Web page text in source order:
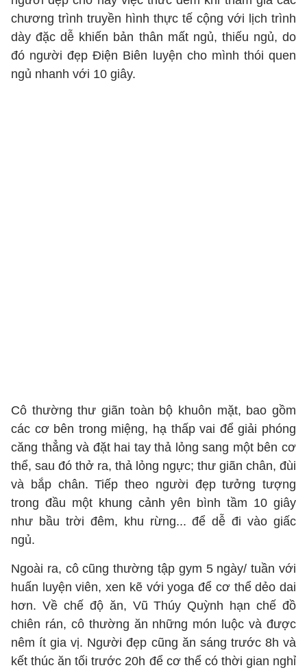
chương trình truyền hình thực tế cộng với lịch trình
dày đặc dễ khiến bản thân mất ngủ, thiếu ngủ, do
đó người đẹp Điện Biên luyện cho mình thói quen
ngủ nhanh với 10 giây.
Cô thường thư giãn toàn bộ khuôn mặt, bao gồm
các cơ bên trong miệng, hạ thấp vai để giải phóng
căng thẳng và đặt hai tay thả lỏng sang một bên cơ
thể, sau đó thở ra, thả lỏng ngực; thư giãn chân, đùi
và bắp chân. Tiếp theo người đẹp tưởng tượng
trong đầu một khung cảnh yên bình tầm 10 giây
như bầu trời đêm, khu rừng... để dễ đi vào giấc
ngủ.
Ngoài ra, cô cũng thường tập gym 5 ngày/ tuần với
huấn luyện viên, xen kẽ với yoga để cơ thể dẻo dai
hơn. Về chế độ ăn, Vũ Thúy Quỳnh hạn chế đồ
chiên rán, cô thường ăn những món luộc và được
nêm ít gia vị. Người đẹp cũng ăn sáng trước 8h và
kết thúc ăn tối trước 20h để cơ thể có thời gian nghỉ